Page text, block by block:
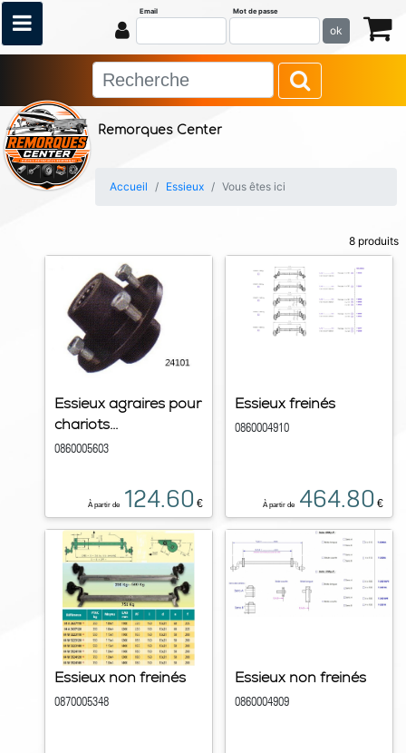
Remorques Center
Email Mot de passe
ok
Accueil Essieux Vous êtes ici
8 produits
Essieux agraires pour
chariots...
0860005603
À partir de 124.60 €
Essieux freinés
0860004910
À partir de 464.80 €
Essieux non freinés
0870005348
Essieux non freinés
0860004909